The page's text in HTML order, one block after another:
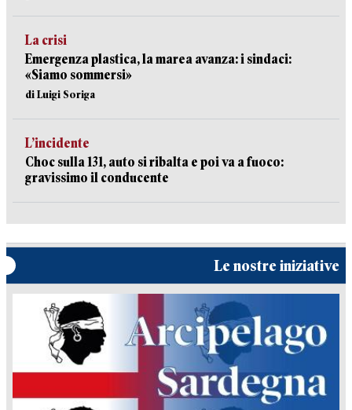
La crisi
Emergenza plastica, la marea avanza: i sindaci:
«Siamo sommersi»
di Luigi Soriga
L’incidente
Choc sulla 131, auto si ribalta e poi va a fuoco:
gravissimo il conducente
Le nostre iniziative